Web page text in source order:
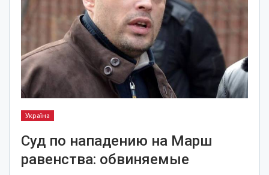
Україна
Суд по нападению на Марш
равенства: обвиняемые